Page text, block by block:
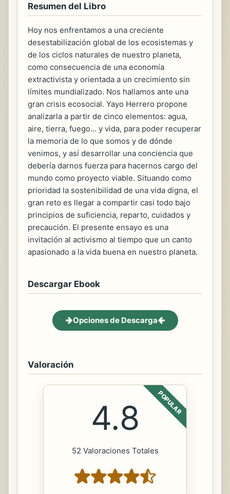
Resumen del Libro
Hoy nos enfrentamos a una creciente
desestabilización global de los ecosistemas y
de los ciclos naturales de nuestro planeta,
como consecuencia de una economía
extractivista y orientada a un crecimiento sin
límites mundializado. Nos hallamos ante una
gran crisis ecosocial. Yayo Herrero propone
analizarla a partir de cinco elementos: agua,
aire, tierra, fuego... y vida, para poder recuperar
la memoria de lo que somos y de dónde
venimos, y así desarrollar una conciencia que
debería darnos fuerza para hacernos cargo del
mundo como proyecto viable. Situando como
prioridad la sostenibilidad de una vida digna, el
gran reto es llegar a compartir casi todo bajo
principios de suficiencia, reparto, cuidados y
precaución. El presente ensayo es una
invitación al activismo al tiempo que un canto
apasionado a la vida buena en nuestro planeta.
Descargar Ebook
Opciones de Descarga
Valoración
POPULAR
4.8
52 Valoraciones Totales